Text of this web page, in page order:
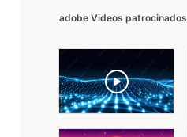
adobe Videos patrocinados